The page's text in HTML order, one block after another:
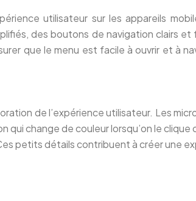
utilisateur sur les appareils
des boutons de navigation clairs
que le menu est facile à ouvrir et à
de l’expérience utilisateur. Les
qui change de couleur lorsqu’on le
petits détails contribuent à créer une